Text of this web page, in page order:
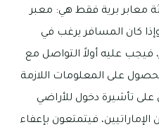
معابر برية فقط هي: معبر
كان المسافر يرغب في
فيجب عليه أولاً التواصل مع
على المعلومات اللازمة
على تأشيرة دخول للأراضي
فيتمتعون بإعفاء